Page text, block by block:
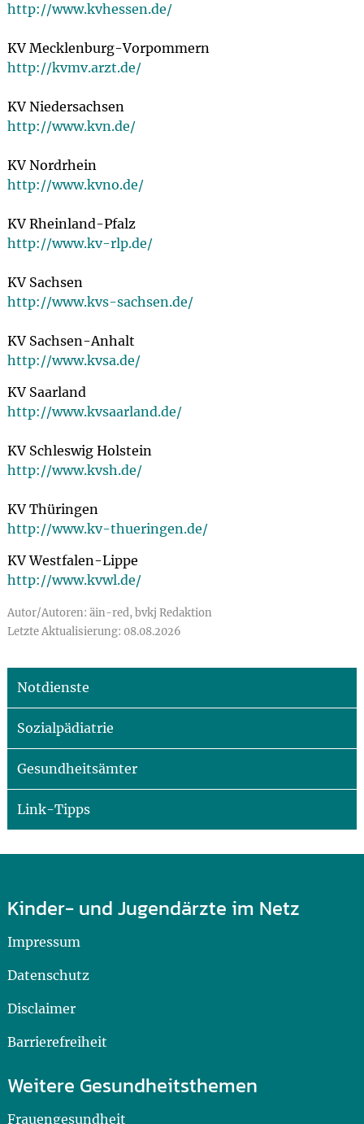
http://www.kvhessen.de/
KV Mecklenburg-Vorpommern
http://kvmv.arzt.de/
KV Niedersachsen
http://www.kvn.de/
KV Nordrhein
http://www.kvno.de/
KV Rheinland-Pfalz
http://www.kv-rlp.de/
KV Sachsen
http://www.kvs-sachsen.de/
KV Sachsen-Anhalt
http://www.kvsa.de/
KV Saarland
http://www.kvsaarland.de/
KV Schleswig Holstein
http://www.kvsh.de/
KV Thüringen
http://www.kv-thueringen.de/
KV Westfalen-Lippe
http://www.kvwl.de/
Autor/Autoren: äin-red, bvkj Redaktion
Letzte Aktualisierung: 08.08.2026
Notdienste
Sozialpädiatrie
Gesundheitsämter
Link-Tipps
Kinder- und Jugendärzte im Netz
Impressum
Datenschutz
Disclaimer
Barrierefreiheit
Weitere Gesundheitsthemen
Frauengesundheit